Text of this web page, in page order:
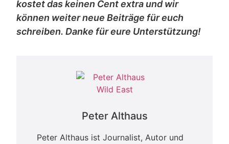
kostet das keinen Cent extra und wir
können weiter neue Beiträge für euch
schreiben. Danke für eure Unterstützung!
Peter Althaus
Peter Althaus ist Journalist, Autor und